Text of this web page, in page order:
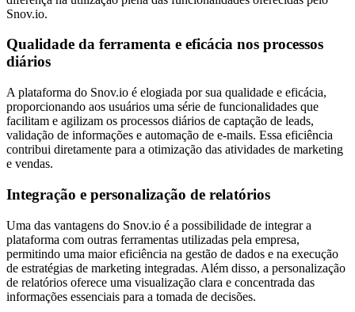
Snov.io.
Qualidade da ferramenta e eficácia nos processos
diários
A plataforma do Snov.io é elogiada por sua qualidade e eficácia,
proporcionando aos usuários uma série de funcionalidades que
facilitam e agilizam os processos diários de captação de leads,
validação de informações e automação de e-mails. Essa eficiência
contribui diretamente para a otimização das atividades de marketing
e vendas.
Integração e personalização de relatórios
Uma das vantagens do Snov.io é a possibilidade de integrar a
plataforma com outras ferramentas utilizadas pela empresa,
permitindo uma maior eficiência na gestão de dados e na execução
de estratégias de marketing integradas. Além disso, a personalização
de relatórios oferece uma visualização clara e concentrada das
informações essenciais para a tomada de decisões.